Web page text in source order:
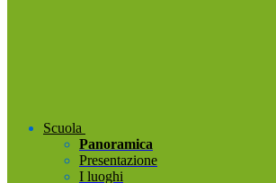
Scuola
Panoramica
Presentazione
I luoghi